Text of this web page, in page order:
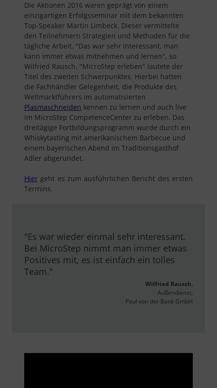
Die Aktionen 2016 waren geprägt von einem
einzigartigen Erfolgsseminar mit dem bekannten
Top-Speaker Martin Limbeck. Dieser vermittelte
den Teilnehmern Strategien und Methoden für die
tägliche Arbeit. "Das war sehr interessant, man
kann immer etwas mitnehmen und lernen", so
Wilfried Rausch. "MicroStep erleben" lautete der
Titel des zweiten Schwerpunktes. Hierbei hatten
die Fachhändler Gelegenheit, die Produkte des
Weltmarktführers im automatisierten
Plasmaschneiden kennen zu lernen und auch live
im MicroStep CompetenceCenter zu erleben. Das
dreitägige Fortbildungsprogramm wurde durch ein
Whiskytasting mit amerikanischem Barbecue und
einem bayerischen Abend im Traditionsgasthof
Adler abgerundet.
Hier geht es zum ausführlichen Bericht des ersten
Termins.
Es war wieder einmal sehr interessant.
Bei MicroStep nimmt man immer etwas
Positives mit, es ist einfach ein tolles
Team.
Wilfried Rausch.
Außendienst,
Paul von der Bank GmbH